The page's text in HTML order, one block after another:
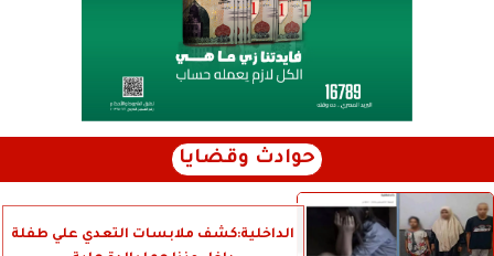
حوادث وقضايا
الداخلية:كشف ملابسات التعدي علي طفلة